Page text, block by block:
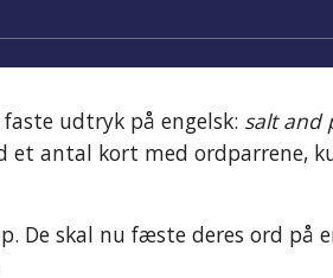
udtryk på engelsk: salt and
antal kort med ordparrene,
De skal nu fæste deres ord